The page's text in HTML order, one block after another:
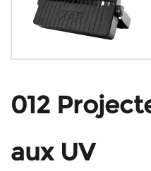
012
aux UV